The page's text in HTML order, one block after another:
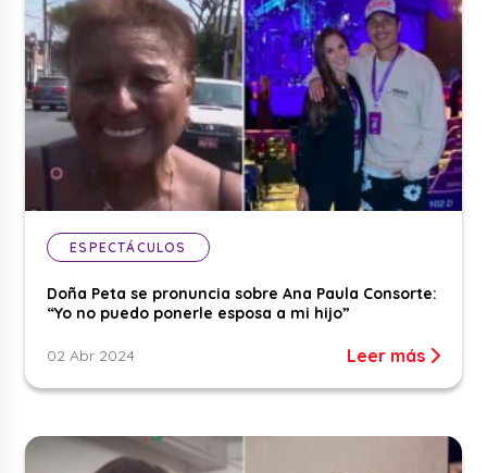
ESPECTÁCULOS
Doña Peta se pronuncia sobre Ana Paula Consorte:
“Yo no puedo ponerle esposa a mi hijo”
02 Abr 2024 Leer más